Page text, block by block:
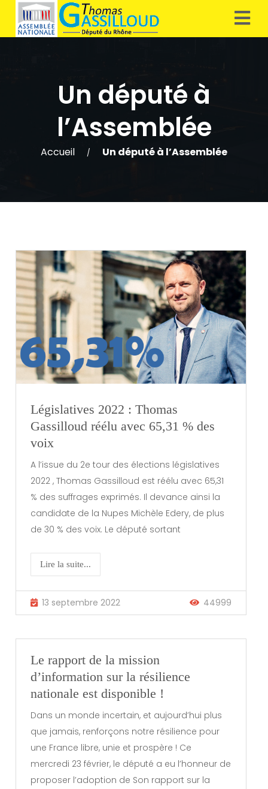
Un député à
l’Assemblée
Accueil / Un député à l’Assemblée
Législatives 2022 : Thomas
Gassilloud réélu avec 65,31 % des
voix
A l’issue du 2e tour des élections législatives
2022 , Thomas Gassilloud est réélu avec 65,31
% des suffrages exprimés. Il devance ainsi la
candidate de la Nupes Michèle Edery, de plus
de 30 % des voix. Le député sortant
Lire la suite...
13 septembre 2022 44999
Le rapport de la mission
d’information sur la résilience
nationale est disponible !
Dans un monde incertain, et aujourd’hui plus
que jamais, renforçons notre résilience pour
une France libre, unie et prospère ! Ce
mercredi 23 février, le député a eu l’honneur de
proposer l’adoption de Son rapport sur la